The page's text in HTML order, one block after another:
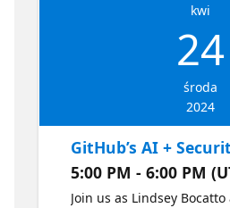
kwi
24
środa
2024
GitHub’s AI +
5:00 PM - 6:00 PM
Join us as Lindsey